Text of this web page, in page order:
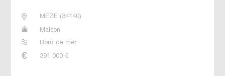
MEZE (34140)
Maison
Bord de mer
391 000€